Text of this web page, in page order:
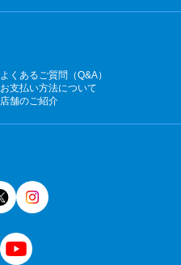
よくあるご質問（Q&A）
お支払い方法について
店舗のご紹介